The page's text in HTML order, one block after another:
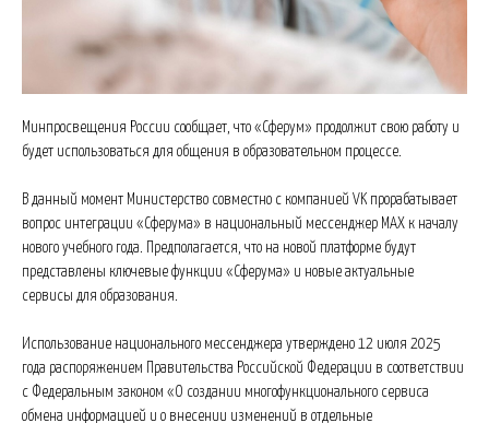
Минпросвещения России сообщает, что «Сферум» продолжит свою работу и
будет использоваться для общения в образовательном процессе.
В данный момент Министерство совместно с компанией VK прорабатывает
вопрос интеграции «Сферума» в национальный мессенджер МАХ к началу
нового учебного года. Предполагается, что на новой платформе будут
представлены ключевые функции «Сферума» и новые актуальные
сервисы для образования.
Использование национального мессенджера утверждено 12 июля 2025
года распоряжением Правительства Российской Федерации в соответствии
с Федеральным законом «О создании многофункционального сервиса
обмена информацией и о внесении изменений в отдельные